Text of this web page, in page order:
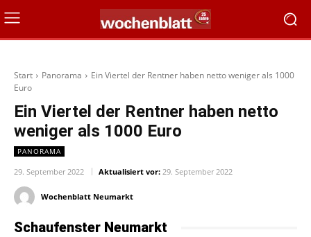
Start Panorama
Ein Viertel der Rentner haben netto weniger als 1000
Euro
Ein Viertel der Rentner haben netto
weniger als 1000 Euro
PANORAMA
29. September 2022 Aktualisiert vor: 29. September 2022
Wochenblatt Neumarkt
Schaufenster Neumarkt